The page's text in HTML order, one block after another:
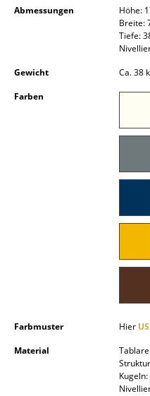
... alle
Hängeleuchten &
Schreibtischleuchten
Abmessungen
Höhe:
Breite:
Tiefe:
Gewicht
Ca. 38
Farben
Farbmuster Hier
Material